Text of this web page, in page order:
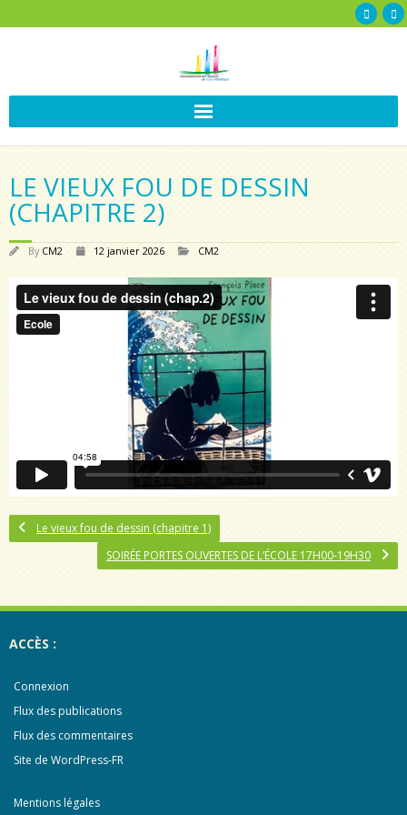
LE VIEUX FOU DE DESSIN
(CHAPITRE 2)
By CM2 12 janvier 2026 CM2
Le vieux fou de dessin (chapitre 1)
SOIRÉE PORTES OUVERTES DE L’ÉCOLE 17H00-19H30
ACCÈS :
Connexion
Flux des publications
Flux des commentaires
Site de WordPress-FR
Mentions légales